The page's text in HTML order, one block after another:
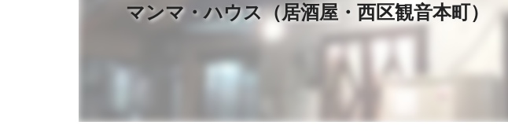
マンマ・ハウス（居酒屋・西区観音本町）